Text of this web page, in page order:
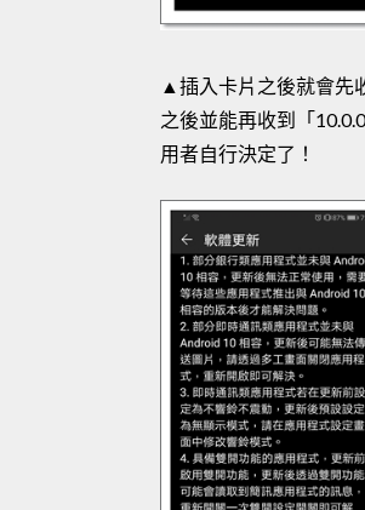
▲插入卡片之後就會先
之後並能再收到「
用者自行決定了！